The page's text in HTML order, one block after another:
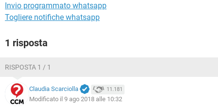
Invio programmato whatsapp
Togliere notifiche whatsapp
1 risposta
RISPOSTA 1 / 1
Claudia Scarciolla 11.181
Modificato il 9 ago 2018 alle 10:32